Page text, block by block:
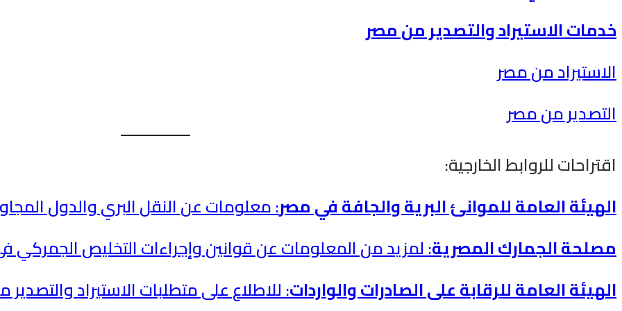
خدمات الاستيراد والتصدير من مصر
الاستيراد من مصر
التصدير من مصر
اقتراحات للروابط الخارجية:
الهيئة العامة للموانئ البرية والجافة في مصر: معلومات عن النقل البري والدول
مصلحة الجمارك المصرية: لمزيد من المعلومات عن قوانين وإجراءات التخليص الجمركي
الهيئة العامة للرقابة على الصادرات والواردات: للاطلاع على متطلبات الاستيراد